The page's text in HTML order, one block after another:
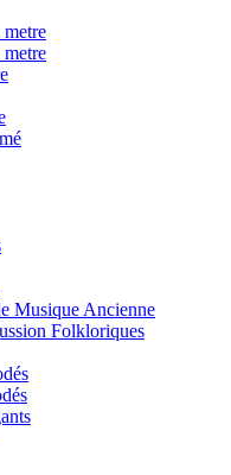
metre
Musique Ancienne
Folkloriques